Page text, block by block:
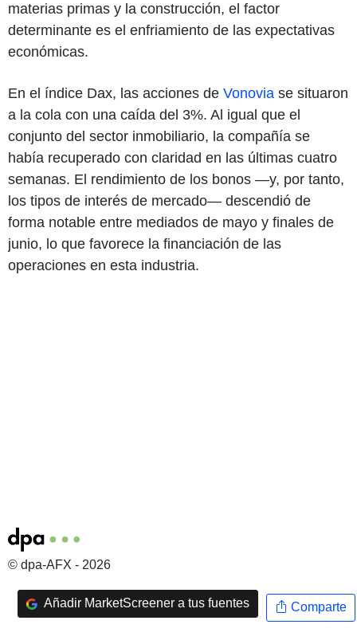
materias primas y la construcción, el factor
determinante es el enfriamiento de las expectativas
económicas.
En el índice Dax, las acciones de Vonovia se situaron
a la cola con una caída del 3%. Al igual que el
conjunto del sector inmobiliario, la compañía se
había recuperado con claridad en las últimas cuatro
semanas. El rendimiento de los bonos —y, por tanto,
los tipos de interés de mercado— descendió de
forma notable entre mediados de mayo y finales de
junio, lo que favorece la financiación de las
operaciones en esta industria.
© dpa-AFX - 2026
Añadir MarketScreener a tus fuentes Comparte